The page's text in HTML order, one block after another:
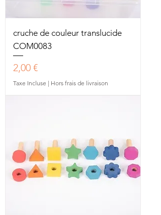
cruche de couleur translucide
COM0083
Prix
2,00 €
Taxe Incluse | Hors frais de livraison